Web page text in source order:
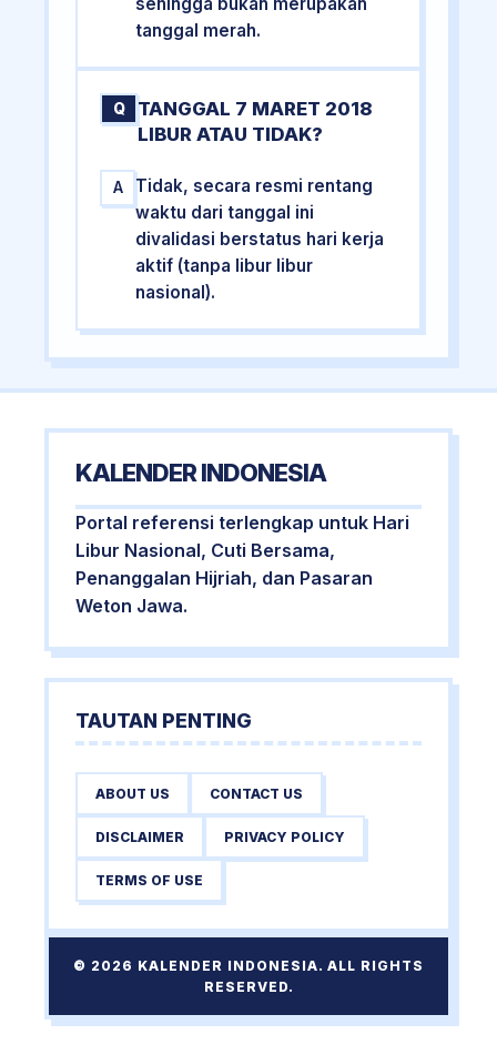
tanggal merah.
Q
TANGGAL 7 MARET 2018
LIBUR ATAU TIDAK?
A
Tidak, secara resmi rentang
waktu dari tanggal ini
divalidasi berstatus hari kerja
aktif (tanpa libur libur
nasional).
KALENDER INDONESIA
Portal referensi terlengkap untuk Hari
Libur Nasional, Cuti Bersama,
Penanggalan Hijriah, dan Pasaran
Weton Jawa.
TAUTAN PENTING
ABOUT US CONTACT US
DISCLAIMER PRIVACY POLICY
TERMS OF USE
© 2026 KALENDER INDONESIA. ALL RIGHTS
RESERVED.